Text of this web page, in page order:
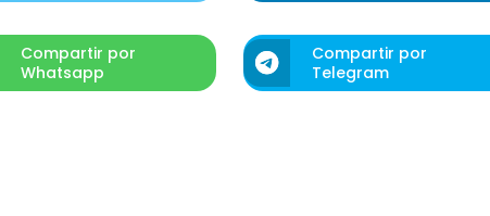
Compartir por
Whatsapp
Compartir por
Telegram